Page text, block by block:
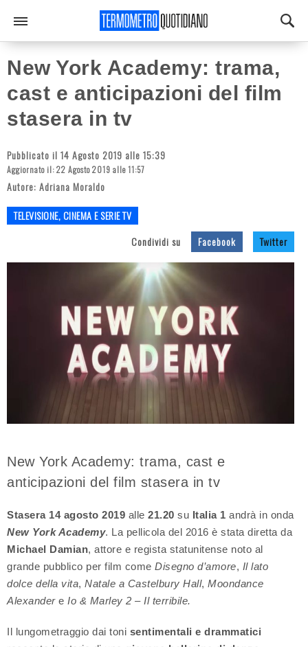
New York Academy: trama,
cast e anticipazioni del film
stasera in tv
Pubblicato il 14 Agosto 2019 alle 15:39
Aggiornato il: 22 Agosto 2019 alle 11:57
Autore: Adriana Moraldo
TELEVISIONE, CINEMA E SERIE TV
Condividi su
Facebook Twitter
New York Academy: trama, cast e
anticipazioni del film stasera in tv
Stasera 14 agosto 2019 alle 21.20 su Italia 1 andrà in onda
New York Academy. La pellicola del 2016 è stata diretta da
Michael Damian, attore e regista statunitense noto al
grande pubblico per film come Disegno d’amore, Il lato
dolce della vita, Natale a Castelbury Hall, Moondance
Alexander e Io & Marley 2 – Il terribile.
Il lungometraggio dai toni sentimentali e drammatici